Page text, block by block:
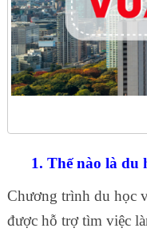
1. Thế nào là du
Chương trình du học
được hỗ trợ tìm việc